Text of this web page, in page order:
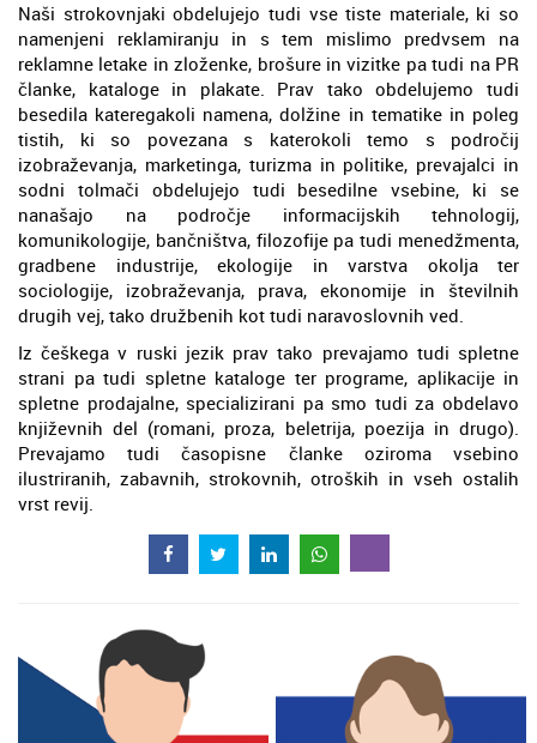
Naši strokovnjaki obdelujejo tudi vse tiste materiale, ki so
namenjeni reklamiranju in s tem mislimo predvsem na
reklamne letake in zloženke, brošure in vizitke pa tudi na PR
članke, kataloge in plakate. Prav tako obdelujemo tudi
besedila kateregakoli namena, dolžine in tematike in poleg
tistih, ki so povezana s katerokoli temo s področij
izobraževanja, marketinga, turizma in politike, prevajalci in
sodni tolmači obdelujejo tudi besedilne vsebine, ki se
nanašajo na področje informacijskih tehnologij,
komunikologije, bančništva, filozofije pa tudi menedžmenta,
gradbene industrije, ekologije in varstva okolja ter
sociologije, izobraževanja, prava, ekonomije in številnih
drugih vej, tako družbenih kot tudi naravoslovnih ved.
Iz češkega v ruski jezik prav tako prevajamo tudi spletne
strani pa tudi spletne kataloge ter programe, aplikacije in
spletne prodajalne, specializirani pa smo tudi za obdelavo
književnih del (romani, proza, beletrija, poezija in drugo).
Prevajamo tudi časopisne članke oziroma vsebino
ilustriranih, zabavnih, strokovnih, otroških in vseh ostalih
vrst revij.